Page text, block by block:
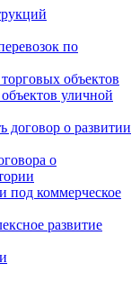
по
объектов
уличной
договор о развитии
о
под коммерческое
развитие